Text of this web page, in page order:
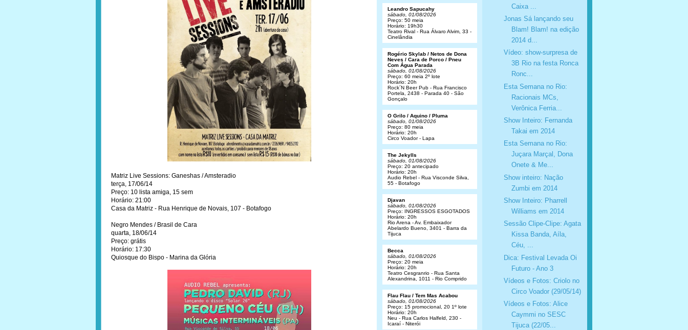
Matriz Live Sessions: Ganeshas / Amsteradio
terça, 17/06/14
Preço: 10 lista amiga, 15 sem
Horário: 21:00
Casa da Matriz - Rua Henrique de Novais, 107 - Botafogo
Negro Mendes / Brasil de Cara
quarta, 18/06/14
Preço: grátis
Horário: 17:30
Quiosque do Bispo - Marina da Glória
Caixa ...
Jonas Sá lançando seu
Blam! Blam! na edição
2014 d...
Vídeo: show-surpresa de
3B Rio na festa Ronca
Ronc...
Esta Semana no Rio:
Racionais MCs,
Verônica Ferria...
Show Inteiro: Fernanda
Takai em 2014
Esta Semana no Rio:
Juçara Marçal, Dona
Onete & Me...
Show inteiro: Nação
Zumbi em 2014
Show Inteiro: Pharrell
Williams em 2014
Sessão Clipe-Clipe: Agata
Kissa Banda, Aíla,
Céu, ...
Dica: Festival Levada Oi
Futuro - Ano 3
Vídeos e Fotos: Criolo no
Circo Voador (29/05/14)
Vídeos e Fotos: Alice
Caymmi no SESC
Tijuca (22/05...
Leandro Sapucahy
sábado, 01/08/2026
Preço: 50 meia
Horário: 19h30
Teatro Rival - Rua Álvaro Alvim, 33 -
Cinelândia
Rogério Skylab / Netos de Dona
Neves / Cara de Porco / Pneu
Com Água Parada
sábado, 01/08/2026
Preço: 60 meia 2º lote
Horário: 20h
Rock´N Beer Pub - Rua Francisco
Portela, 2438 - Parada 40 - São
Gonçalo
O Grilo / Aquino / Pluma
sábado, 01/08/2026
Preço: 80 meia
Horário: 20h
Circo Voador - Lapa
The Jekylls
sábado, 01/08/2026
Preço: 20 antecipado
Horário: 20h
Audio Rebel - Rua Visconde Silva,
55 - Botafogo
Djavan
sábado, 01/08/2026
Preço: INGRESSOS ESGOTADOS
Horário: 20h
Rio Arena - Av. Embaixador
Abelardo Bueno, 3401 - Barra da
Tijuca
Becca
sábado, 01/08/2026
Preço: 20 meia
Horário: 20h
Teatro Cesgranrio - Rua Santa
Alexandrina, 1011 - Rio Comprido
Flau Flau / Tem Mas Acabou
sábado, 01/08/2026
Preço: 15 promocional, 20 1º lote
Horário: 20h
Neu - Rua Carlos Halfeld, 230 -
Icaraí - Niterói